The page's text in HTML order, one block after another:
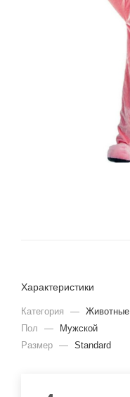
Характеристики
Категория — Животные
Пол
—
Мужской
Размер — Standard